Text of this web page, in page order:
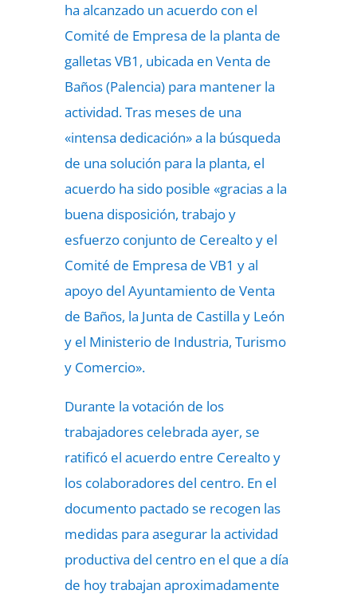
ha alcanzado un acuerdo con el
Comité de Empresa de la planta de
galletas VB1, ubicada en Venta de
Baños (Palencia) para mantener la
actividad. Tras meses de una
«intensa dedicación» a la búsqueda
de una solución para la planta, el
acuerdo ha sido posible «gracias a la
buena disposición, trabajo y
esfuerzo conjunto de Cerealto y el
Comité de Empresa de VB1 y al
apoyo del Ayuntamiento de Venta
de Baños, la Junta de Castilla y León
y el Ministerio de Industria, Turismo
y Comercio».
Durante la votación de los
trabajadores celebrada ayer, se
ratificó el acuerdo entre Cerealto y
los colaboradores del centro. En el
documento pactado se recogen las
medidas para asegurar la actividad
productiva del centro en el que a día
de hoy trabajan aproximadamente